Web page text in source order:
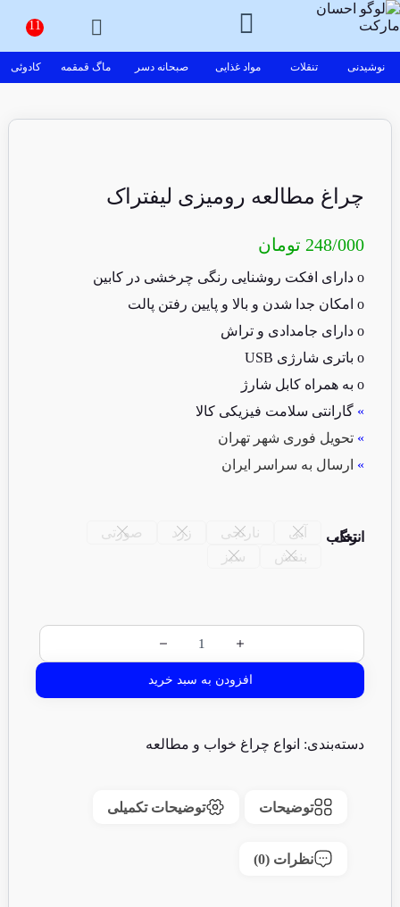
نوشیدنی تنقلات مواد غذایی صبحانه دسر ماگ قمقمه کادوئی
چراغ مطالعه رومیزی لیفتراک
248/000 تومان
ο دارای افکت روشنایی رنگی چرخشی در کابین
ο امکان جدا شدن و بالا و پایین رفتن پالت
ο دارای جامدادی و تراش
ο باتری شارژی USB
ο به همراه کابل شارژ
» گارانتی سلامت فیزیکی کالا
» تحویل فوری شهر تهران
» ارسال به سراسر ایران
انتخاب رنگ آبی نارنجی زرد
صورتی
بنفش
سبز
افزودن به سبد خرید
دسته‌بندی: انواع چراغ خواب و مطالعه
توضیحات توضیحات تکمیلی
نظرات (0)